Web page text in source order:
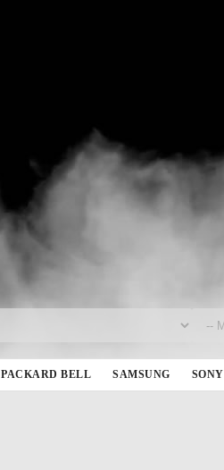
PACKARD BELL SAMSUNG SONY